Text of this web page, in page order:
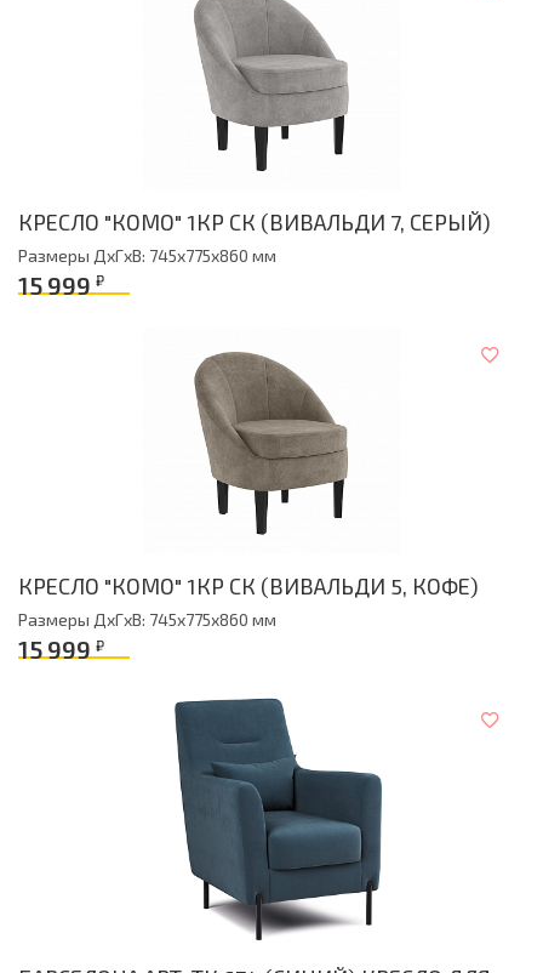
КРЕСЛО "КОМО" 1КР СК (ВИВАЛЬДИ 7, СЕРЫЙ)
Размеры ДxГxВ: 745x775x860 мм
15 999 ₽
КРЕСЛО "КОМО" 1КР СК (ВИВАЛЬДИ 5, КОФЕ)
Размеры ДxГxВ: 745x775x860 мм
15 999₽